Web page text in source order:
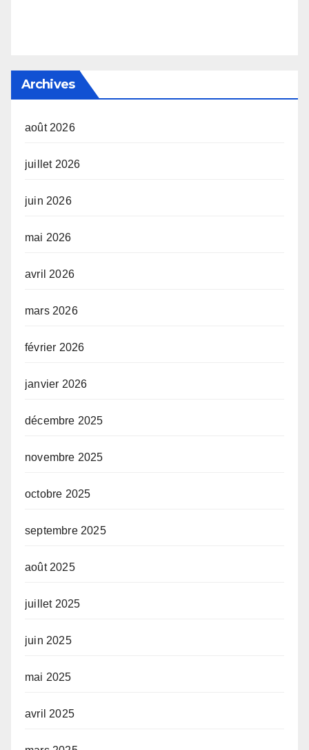
Archives
août 2026
juillet 2026
juin 2026
mai 2026
avril 2026
mars 2026
février 2026
janvier 2026
décembre 2025
novembre 2025
octobre 2025
septembre 2025
août 2025
juillet 2025
juin 2025
mai 2025
avril 2025